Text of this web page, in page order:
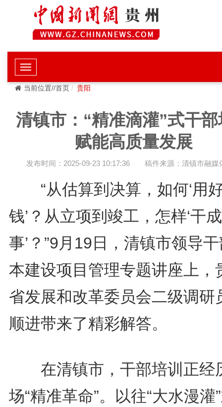
当前位置//首页 贵阳
清镇市：“精准滴灌”式干
赋能高质量发展
发布时间：2025-09-23 10:17:36 稿件来源：清镇市融媒
“从估算到决算，如何‘用
钱’？从立项到竣工，怎样‘干成
事’？”9月19日，清镇市领导
本建设项目管理专题讲座上，
省发展和改革委员会二级调研
顺进带来了精彩解答。
在清镇市，干部培训正经
场“精准革命”。以往“大水漫灌